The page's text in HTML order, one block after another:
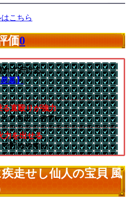
こちら
価0
れて行ける
墓】
直殴りが強力
力を出しやすい
力を出せる
貯めやすい
走せし仙人の宝貝 風